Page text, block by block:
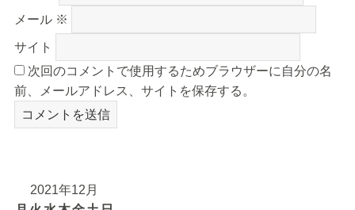
メール ※
サイト
次回のコメントで使用するためブラウザーに自分の名
前、メールアドレス、サイトを保存する。
2021年12月